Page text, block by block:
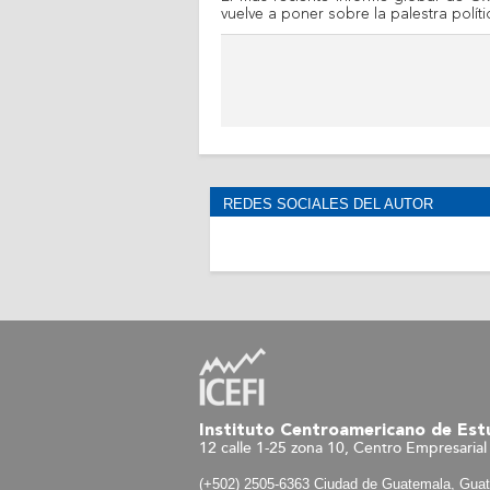
vuelve a poner sobre la palestra
REDES SOCIALES DEL AUTOR
Instituto Centroamericano de
12 calle 1-25 zona 10, Centro
(+502) 2505-6363 Ciudad de Guatemala,